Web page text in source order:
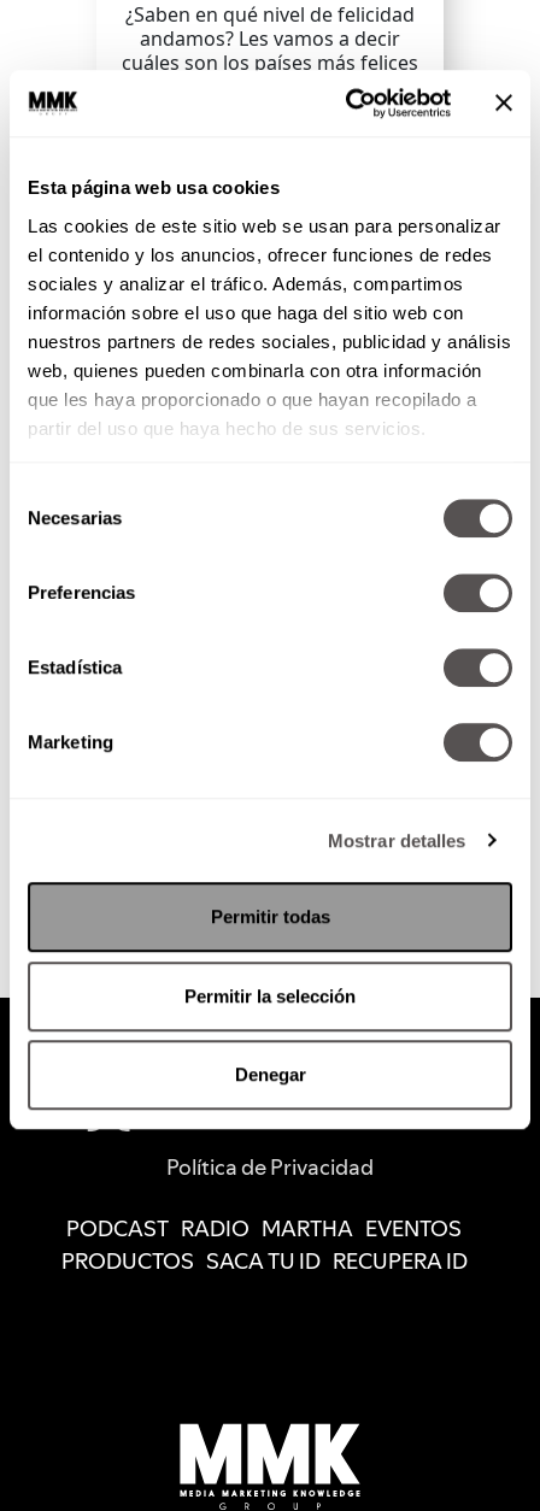
Esta página web usa cookies
Las cookies de este sitio web se usan para personalizar
el contenido y los anuncios, ofrecer funciones de redes
sociales y analizar el tráfico. Además, compartimos
información sobre el uso que haga del sitio web con
nuestros partners de redes sociales, publicidad y análisis
web, quienes pueden combinarla con otra información
que les haya proporcionado o que hayan recopilado a
partir del uso que haya hecho de sus servicios.
Necesarias
Preferencias
Estadística
Marketing
Mostrar detalles
Permitir todas
Permitir la selección
Denegar
¿Saben en qué nivel de felicidad
andamos? Les vamos a decir
cuáles son los países más felices
Política de Privacidad
PODCAST RADIO MARTHA EVENTOS
PRODUCTOS SACA TU ID RECUPERA ID